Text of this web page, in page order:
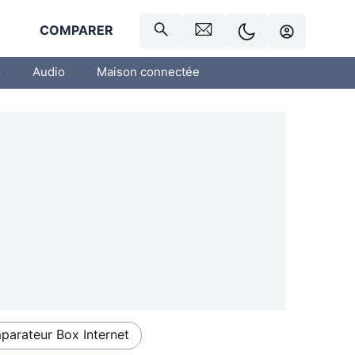
COMPARER
Audio Maison connectée
Box Internet